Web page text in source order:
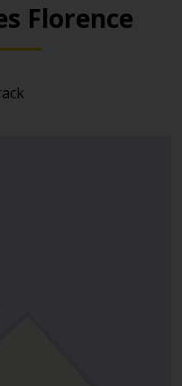
Florence